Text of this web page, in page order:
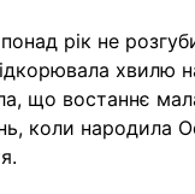
рік не
хвилю
що востаннє
коли народила